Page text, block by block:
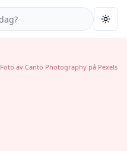
Foto av Canto Photography på Pexels